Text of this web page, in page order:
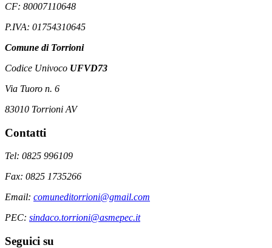
CF: 80007110648
P.IVA: 01754310645
Comune di Torrioni
Codice Univoco UFVD73
Via Tuoro n. 6
83010 Torrioni AV
Contatti
Tel: 0825 996109
Fax: 0825 1735266
Email: comuneditorrioni@gmail.com
PEC: sindaco.torrioni@asmepec.it
Seguici su